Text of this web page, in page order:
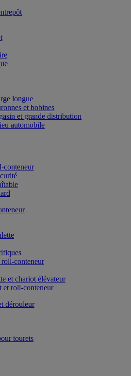
longue
et bobines
et grande distribution
automobile
conteneur
conteneur
et chariot élévateur
et roll-conteneur
dérouleur
tourets